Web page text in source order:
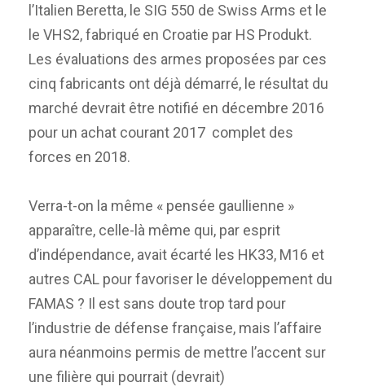
l’Italien Beretta, le SIG 550 de Swiss Arms et le
le VHS2, fabriqué en Croatie par HS Produkt.
Les évaluations des armes proposées par ces
cinq fabricants ont déjà démarré, le résultat du
marché devrait être notifié en décembre 2016
pour un achat courant 2017 complet des
forces en 2018.
Verra-t-on la même « pensée gaullienne »
apparaître, celle-là même qui, par esprit
d’indépendance, avait écarté les HK33, M16 et
autres CAL pour favoriser le développement du
FAMAS ? Il est sans doute trop tard pour
l’industrie de défense française, mais l’affaire
aura néanmoins permis de mettre l’accent sur
une filière qui pourrait (devrait)